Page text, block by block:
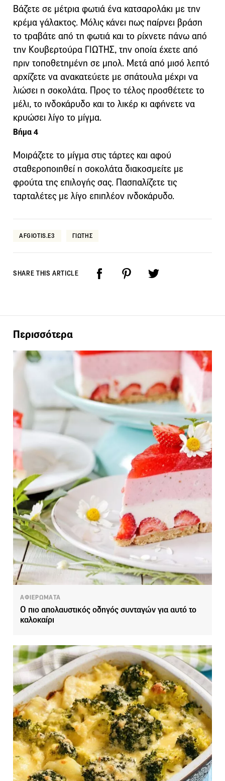
Βάζετε σε μέτρια φωτιά ένα κατσαρολάκι με την
κρέμα γάλακτος. Μόλις κάνει πως παίρνει βράση
το τραβάτε από τη φωτιά και το ρίχνετε πάνω από
την Κουβερτούρα ΓΙΩΤΗΣ, την οποία έχετε από
πριν τοποθετημένη σε μπολ. Μετά από μισό λεπτό
αρχίζετε να ανακατεύετε με σπάτουλα μέχρι να
λιώσει η σοκολάτα. Προς το τέλος προσθέτετε το
μέλι, το ινδοκάρυδο και το λικέρ κι αφήνετε να
κρυώσει λίγο το μίγμα.
Βήμα 4
Μοιράζετε το μίγμα στις τάρτες και αφού
σταθεροποιηθεί η σοκολάτα διακοσμείτε με
φρούτα της επιλογής σας. Πασπαλίζετε τις
ταρταλέτες με λίγο επιπλέον ινδοκάρυδο.
AFGIOTIS.E3 ΓΙΩΤΗΣ
SHARE THIS ARTICLE
Περισσότερα
ΑΦΙΕΡΩΜΑΤΑ
Ο πιο απολαυστικός οδηγός συνταγών για αυτό το
καλοκαίρι